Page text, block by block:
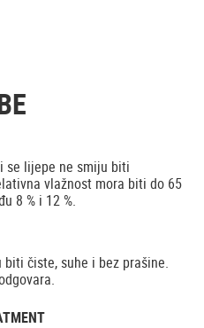
se lijepe ne smiju biti
vlažnost mora biti do 65
8 % i 12 %.
čiste, suhe i bez prašine.